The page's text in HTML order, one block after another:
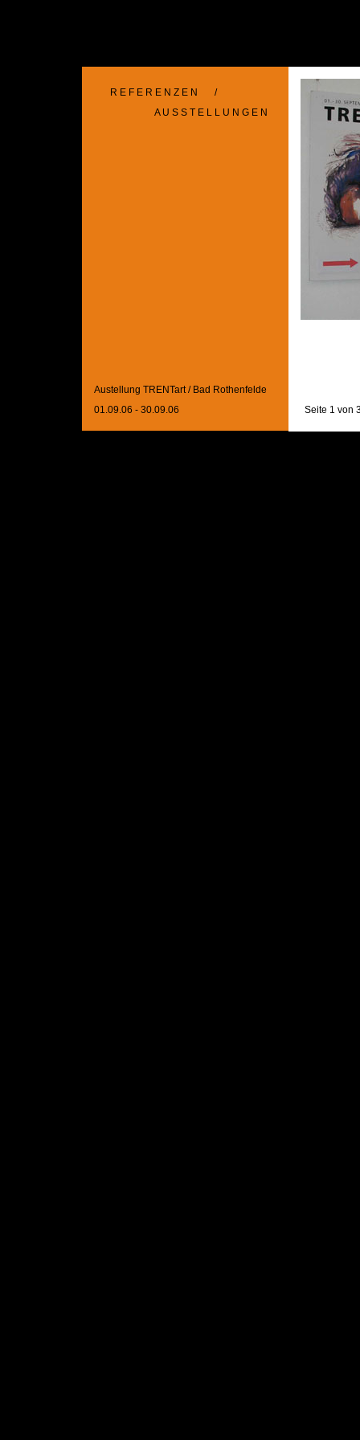
R E F E R E N Z E N
/
A U S S T E L L U N G E N
Austellung TRENTart / Bad Rothenfelde
01.09.06 - 30.09.06
Seite 1 von